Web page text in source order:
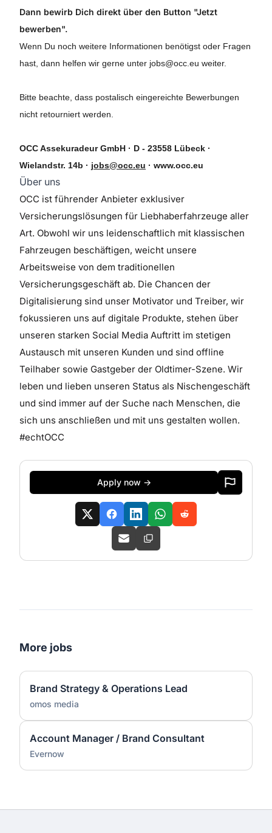
Dann bewirb Dich direkt über den Button "Jetzt
bewerben".
Wenn Du noch weitere Informationen benötigst oder Fragen
hast, dann helfen wir gerne unter jobs@occ.eu weiter.
Bitte beachte, dass postalisch eingereichte Bewerbungen
nicht retourniert werden.
OCC Assekuradeur GmbH · D - 23558 Lübeck ·
Wielandstr. 14b · jobs@occ.eu · www.occ.eu
Über uns
OCC ist führender Anbieter exklusiver
Versicherungslösungen für Liebhaberfahrzeuge aller
Art. Obwohl wir uns leidenschaftlich mit klassischen
Fahrzeugen beschäftigen, weicht unsere
Arbeitsweise von dem traditionellen
Versicherungsgeschäft ab. Die Chancen der
Digitalisierung sind unser Motivator und Treiber, wir
fokussieren uns auf digitale Produkte, stehen über
unseren starken Social Media Auftritt im stetigen
Austausch mit unseren Kunden und sind offline
Teilhaber sowie Gastgeber der Oldtimer-Szene. Wir
leben und lieben unseren Status als Nischengeschäft
und sind immer auf der Suche nach Menschen, die
sich uns anschließen und mit uns gestalten wollen.
#echtOCC
Apply now →
More jobs
Brand Strategy & Operations Lead
omos media
Account Manager / Brand Consultant
Evernow